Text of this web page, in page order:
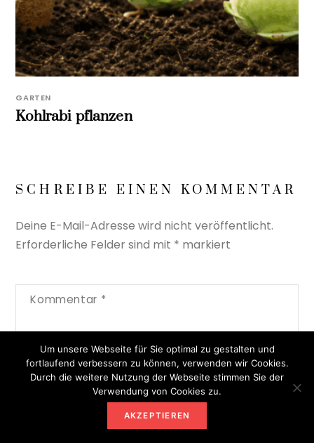
GARTEN
Kohlrabi pflanzen
SCHREIBE EINEN KOMMENTAR
Deine E-Mail-Adresse wird nicht veröffentlicht.
Erforderliche Felder sind mit * markiert
Kommentar *
Um unsere Webseite für Sie optimal zu gestalten und
fortlaufend verbessern zu können, verwenden wir Cookies.
Durch die weitere Nutzung der Webseite stimmen Sie der
Verwendung von Cookies zu.
AKZEPTIEREN